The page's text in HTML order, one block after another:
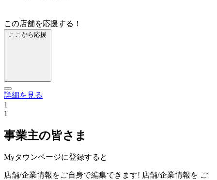
この店舗を応援する！
ここから応援
詳細を見る
1
1
事業主の皆さま
Myタウンページに登録すると
店舗/企業情報をご自身で編集できます! 店舗/企業情報を ご